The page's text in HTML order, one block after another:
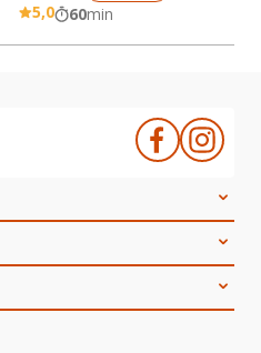
5,0 60min